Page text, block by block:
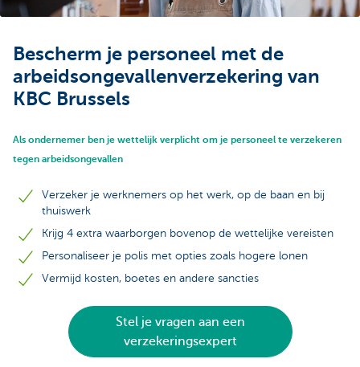
Bescherm je personeel met de
arbeidsongevallenverzekering van
KBC Brussels
Als ondernemer ben je wettelijk verplicht om je personeel te verzekeren
tegen arbeidsongevallen
Verzeker je werknemers op het werk, op de baan en bij
thuiswerk
Krijg 4 extra waarborgen bovenop de wettelijke vereisten
Personaliseer je polis met opties zoals hogere lonen
Vermijd kosten, boetes en andere sancties
Stel je vragen aan een
verzekeringsexpert